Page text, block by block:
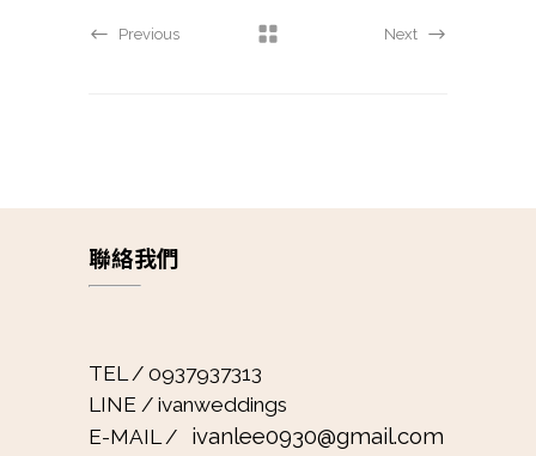
Previous Next
聯絡我們
TEL / 0937937313
LINE / ivanweddings
E-MAIL / ivanlee0930@gmail.com